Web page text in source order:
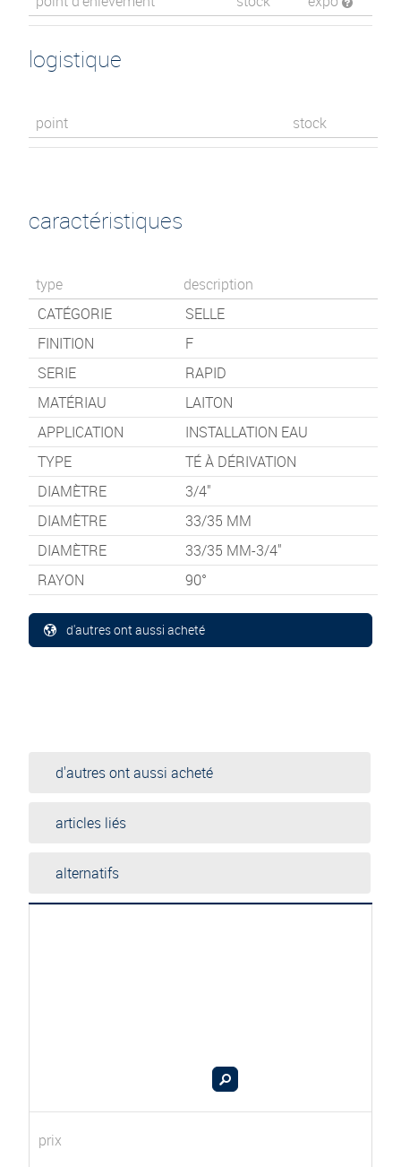
logistique
point stock
caractéristiques
type
description
CATÉGORIE
SELLE
FINITION
F
SERIE
RAPID
MATÉRIAU
LAITON
APPLICATION
INSTALLATION EAU
TYPE
TÉ À DÉRIVATION
DIAMÈTRE
3/4"
DIAMÈTRE
33/35 MM
DIAMÈTRE
33/35 MM-3/4"
RAYON
90°
d'autres ont aussi acheté
d'autres ont aussi acheté
articles liés
alternatifs
prix